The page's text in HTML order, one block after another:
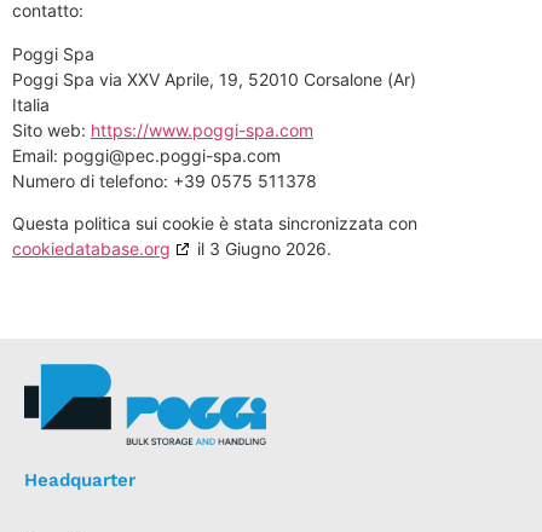
contatto:
Poggi Spa
Poggi Spa via XXV Aprile, 19, 52010 Corsalone (Ar)
Italia
Sito web: https://www.poggi-spa.com
Email: poggi@pec.poggi-spa.com
Numero di telefono: +39 0575 511378
Questa politica sui cookie è stata sincronizzata con
cookiedatabase.org
il 3 Giugno 2026.
Headquarter